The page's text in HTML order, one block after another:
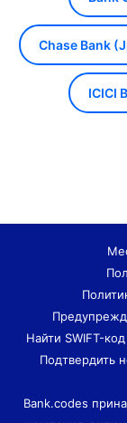
Chase Bank
ICICI
Найти SWIFT-код
Подтвердить
Bank.codes